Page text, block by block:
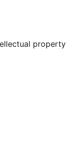
property